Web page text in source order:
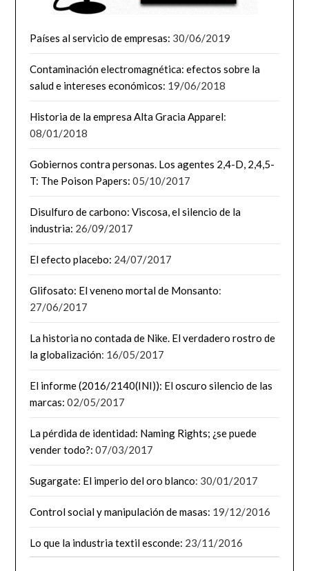
Países al servicio de empresas: 30/06/2019
Contaminación electromagnética: efectos sobre la
salud e intereses económicos: 19/06/2018
Historia de la empresa Alta Gracia Apparel:
08/01/2018
Gobiernos contra personas. Los agentes 2,4-D, 2,4,5-
T: The Poison Papers: 05/10/2017
Disulfuro de carbono: Viscosa, el silencio de la
industria: 26/09/2017
El efecto placebo: 24/07/2017
Glifosato: El veneno mortal de Monsanto:
27/06/2017
La historia no contada de Nike. El verdadero rostro de
la globalización: 16/05/2017
El informe (2016/2140(INI)): El oscuro silencio de las
marcas: 02/05/2017
La pérdida de identidad: Naming Rights; ¿se puede
vender todo?: 07/03/2017
Sugargate: El imperio del oro blanco: 30/01/2017
Control social y manipulación de masas: 19/12/2016
Lo que la industria textil esconde: 23/11/2016